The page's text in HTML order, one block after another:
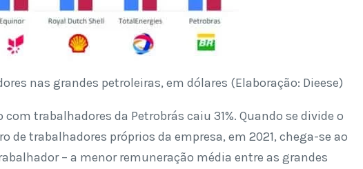
nas grandes petroleiras, em dólares (Elaboração: Dieese)
com trabalhadores da Petrobrás caiu 31%. Quando se divide o
de trabalhadores próprios da empresa, em 2021, chega-se ao
– a menor remuneração média entre as grandes